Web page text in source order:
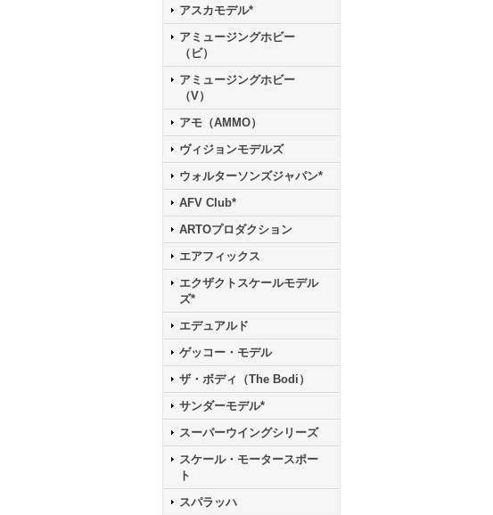
アスカモデル*
アミュージングホビー
（ビ）
アミュージングホビー
（V）
アモ（AMMO）
ヴィジョンモデルズ
ウォルターソンズジャパン*
AFV Club*
ARTOプロダクション
エアフィックス
エクザクトスケールモデル
ズ*
エデュアルド
ゲッコー・モデル
ザ・ボディ（The Bodi）
サンダーモデル*
スーパーウイングシリーズ
スケール・モータースポー
ト
スパラッハ